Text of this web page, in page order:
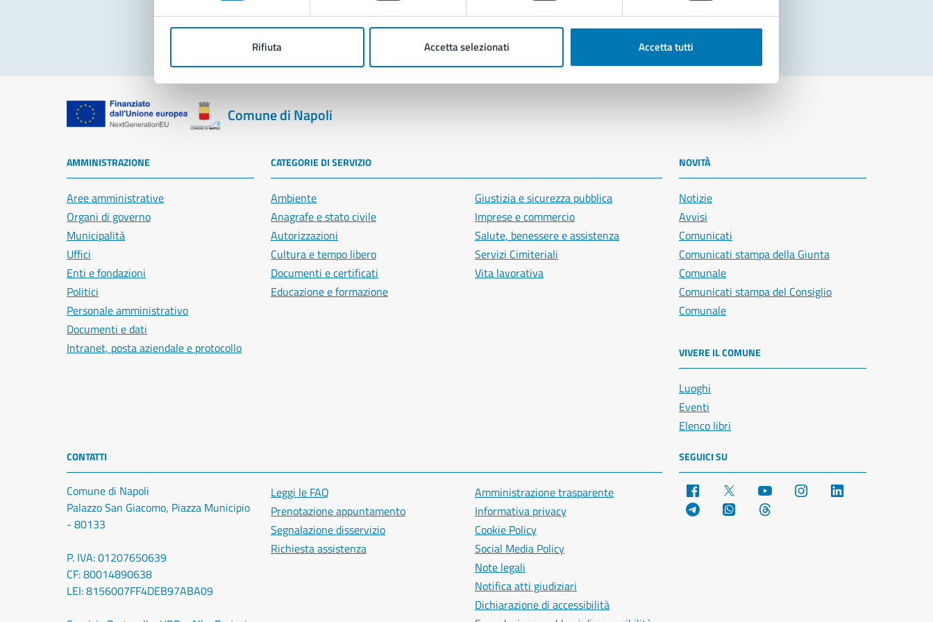
Rifiuta Accetta selezionati Accetta tutti
Segnala disservizio
Comune di Napoli
AMMINISTRAZIONE
Aree amministrative
Organi di governo
Municipalità
Uffici
Enti e fondazioni
Politici
Personale amministrativo
Documenti e dati
Intranet, posta aziendale e protocollo
CATEGORIE DI SERVIZIO
Ambiente
Anagrafe e stato civile
Autorizzazioni
Cultura e tempo libero
Documenti e certificati
Educazione e formazione
Giustizia e sicurezza pubblica
Imprese e commercio
Salute, benessere e assistenza
Servizi Cimiteriali
Vita lavorativa
NOVITÀ
Notizie
Avvisi
Comunicati
Comunicati stampa della Giunta
Comunale
Comunicati stampa del Consiglio
Comunale
VIVERE IL COMUNE
Luoghi
Eventi
Elenco libri
CONTATTI
Comune di Napoli
Palazzo San Giacomo, Piazza Municipio
- 80133
P. IVA: 01207650639
CF: 80014890638
LEI: 8156007FF4DEB97ABA09
Leggi le FAQ
Prenotazione appuntamento
Segnalazione disservizio
Richiesta assistenza
Amministrazione trasparente
Informativa privacy
Cookie Policy
Social Media Policy
Note legali
Notifica atti giudiziari
Dichiarazione di accessibilità
SEGUICI SU
Facebook YouTube Instagram
Telegram WhatsApp